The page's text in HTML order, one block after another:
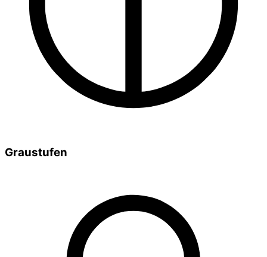
Graustufen